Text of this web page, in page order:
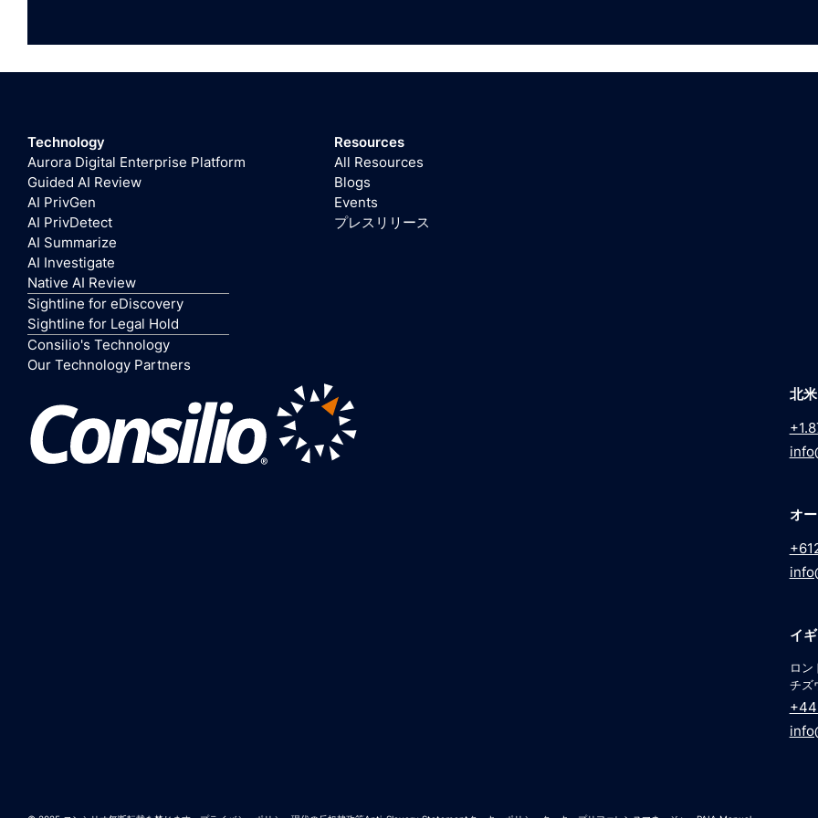
Technology
Aurora Digital Enterprise Platform
Guided AI Review
AI PrivGen
AI PrivDetect
AI Summarize
AI Investigate
Native AI Review
Sightline for eDiscovery
Sightline for Legal Hold
Consilio's Technology
Our Technology Partners
Resources
All Resources
Blogs
Events
プレスリリース
北米
オ
イ
ロ
チズ